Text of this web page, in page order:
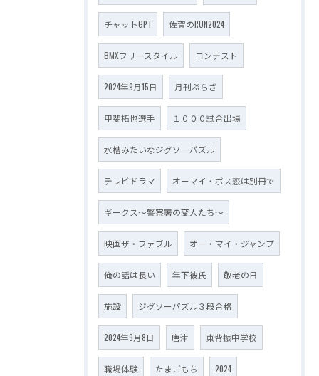
チャットGPT 佐賀のRUN2024
BMXフリースタイル コンテスト
2024年9月15日 月刊ぷらざ
甲斐拓也選手 １０００試合出場
水槽みたいなジグソーパズル
テレビドラマ オーマイ・ボス恋は別冊で
ギークス～警察署の変人たち～
映画ザ・ファブル オー・マイ・ジャンプ
俺の話は長い 年下彼氏 敬老の日
施設 ジグソーパズル３段合格
2024年9月8日 唐津 東背振中学校
職場体験 たまごもち 2024